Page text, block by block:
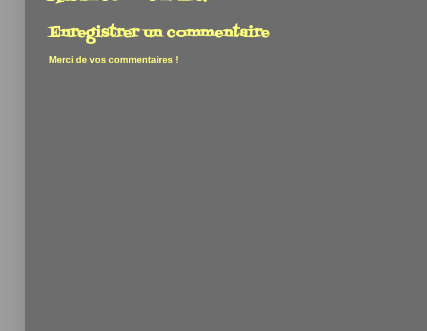
Enregistrer un commentaire
Merci de vos commentaires !